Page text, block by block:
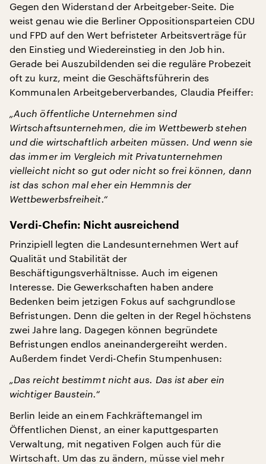
Gegen den Widerstand der Arbeitgeber-Seite. Die
weist genau wie die Berliner Oppositionsparteien CDU
und FPD auf den Wert befristeter Arbeitsverträge für
den Einstieg und Wiedereinstieg in den Job hin.
Gerade bei Auszubildenden sei die reguläre Probezeit
oft zu kurz, meint die Geschäftsführerin des
Kommunalen Arbeitgeberverbandes, Claudia Pfeiffer:
„Auch öffentliche Unternehmen sind
Wirtschaftsunternehmen, die im Wettbewerb stehen
und die wirtschaftlich arbeiten müssen. Und wenn sie
das immer im Vergleich mit Privatunternehmen
vielleicht nicht so gut oder nicht so frei können, dann
ist das schon mal eher ein Hemmnis der
Wettbewerbsfreiheit.“
Verdi-Chefin: Nicht ausreichend
Prinzipiell legten die Landesunternehmen Wert auf
Qualität und Stabilität der
Beschäftigungsverhältnisse. Auch im eigenen
Interesse. Die Gewerkschaften haben andere
Bedenken beim jetzigen Fokus auf sachgrundlose
Befristungen. Denn die gelten in der Regel höchstens
zwei Jahre lang. Dagegen können begründete
Befristungen endlos aneinandergereiht werden.
Außerdem findet Verdi-Chefin Stumpenhusen:
„Das reicht bestimmt nicht aus. Das ist aber ein
wichtiger Baustein.“
Berlin leide an einem Fachkräftemangel im
Öffentlichen Dienst, an einer kaputtgesparten
Verwaltung, mit negativen Folgen auch für die
Wirtschaft. Um das zu ändern, müsse viel mehr